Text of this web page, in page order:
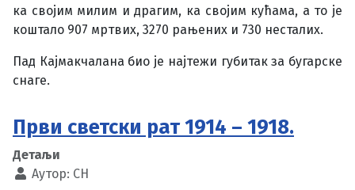
ка својим милим и драгим, ка својим кућама, а то је
коштало 907 мртвих, 3270 рањених и 730 несталих.
Пад Кајмакчалана био је најтежи губитак за бугарске
снаге.
Први светски рат 1914 – 1918.
Детаљи
Аутор: CH